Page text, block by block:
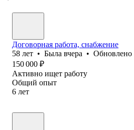
Договорная работа, снабжение
58 лет • Была вчера • Обновлено
150 000 ₽
Активно ищет работу
Общий опыт
6 лет